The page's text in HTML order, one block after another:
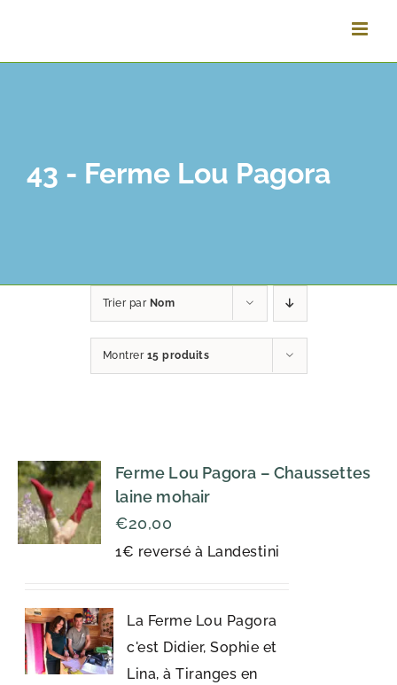
contenuto
43 - Ferme Lou Pagora
Trier par Nom
Montrer 15 produits
Ferme Lou Pagora – Chaussettes
laine mohair
1€ reversé à Landestini
€20,00
La Ferme Lou Pagora
c'est Didier, Sophie et
Lina, à Tiranges en